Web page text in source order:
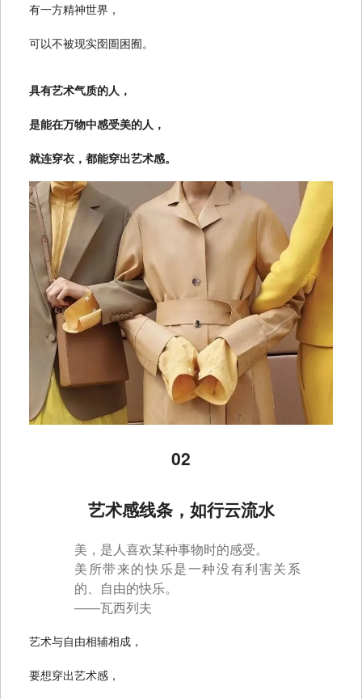
有一方精神世界，
可以不被现实囹圄困囿。
具有艺术气质的人，
是能在万物中感受美的人，
就连穿衣，都能穿出艺术感。
02
艺术感线条，如行云流水
美，是人喜欢某种事物时的感受。
美所带来的快乐是一种没有利害关系
的、自由的快乐。
——瓦西列夫
艺术与自由相辅相成，
要想穿出艺术感，